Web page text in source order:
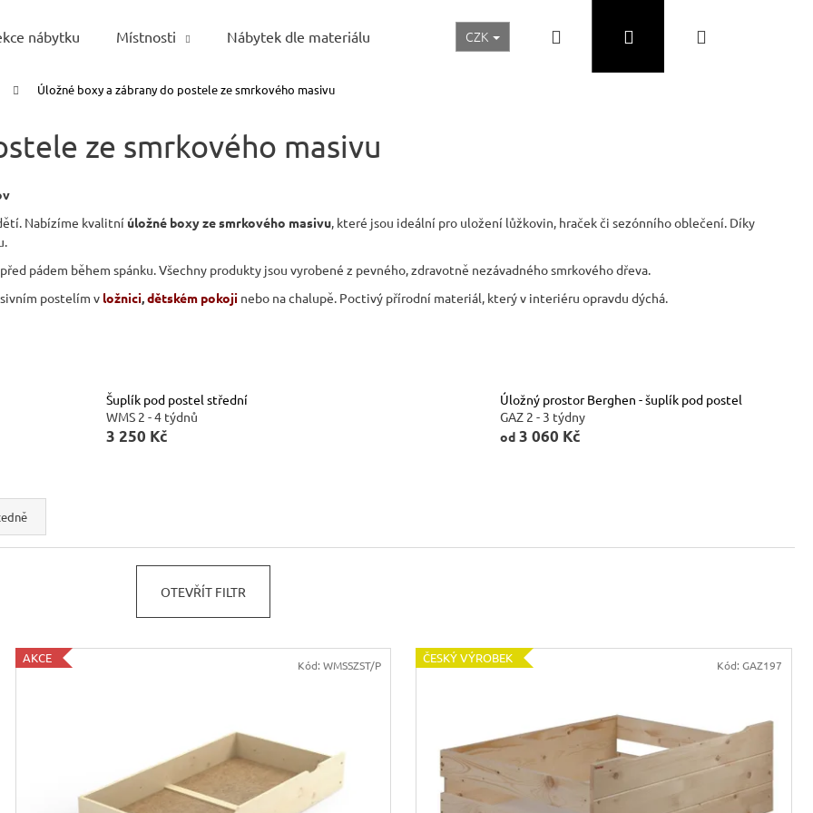
nábytku Místnosti Nábytek dle materiálu Realizace a inspirace Akční ceny Nábytek Skladem
CZK Přihlášení
Úložné boxy a zábrany do postele ze smrkového masivu
ze smrkového masivu
Nabízíme kvalitní úložné boxy ze smrkového masivu , které jsou ideální pro uložení lůžkovin, hraček či sezónního oblečení. Díky
pádem během spánku. Všechny produkty jsou vyrobené z pevného, zdravotně nezávadného smrkového dřeva.
postelím v ložnici dětském pokoji nebo na chalupě. Poctivý přírodní materiál, který v interiéru opravdu dýchá.
Šuplík pod postel střední
WMS 2 - 4 týdnů
3 250 Kč
Úložný prostor Berghen - šuplík pod postel
GAZ 2 - 3 týdny
od 3 060 Kč
OTEVŘÍT FILTR
AKCE Kód:WMSSZST/P ČESKÝ VÝROBEK Kód: GAZ197
Co potřebujete najít?
JÍDELNÍ ŽIDLE MEXICANA SIL25 RUSTIKÁLNÍ LAVICE SWEET HOME